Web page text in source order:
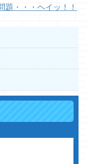
題・・・ヘイッ！！